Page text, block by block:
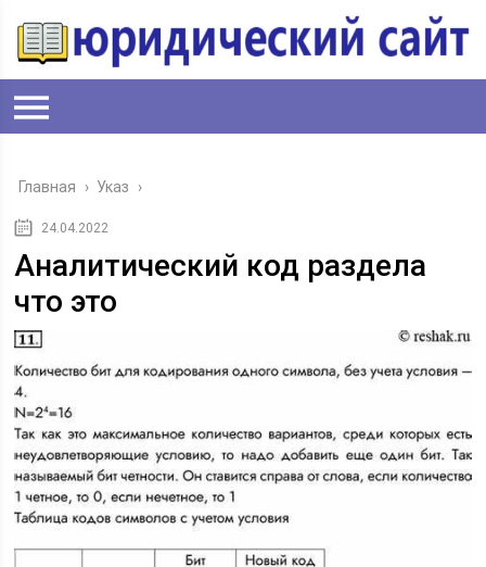
Главная › Указ ›
24.04.2022
Аналитический код раздела
что это